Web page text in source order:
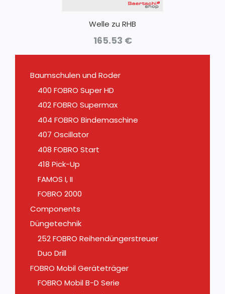
Welle zu RHB
165.53 €
Baumschulen und Roder
400 FOBRO Super HD
402 FOBRO Supermax
404 FOBRO Bindemaschine
407 Oscillator
408 FOBRO Start
418 Pick-Up
FAMOS I, II
FOBRO 2000
Components
Düngetechnik
252 FOBRO Reihendüngerstreuer
Duo Drill
FOBRO Mobil Geräteträger
FOBRO Mobil B-D Serie